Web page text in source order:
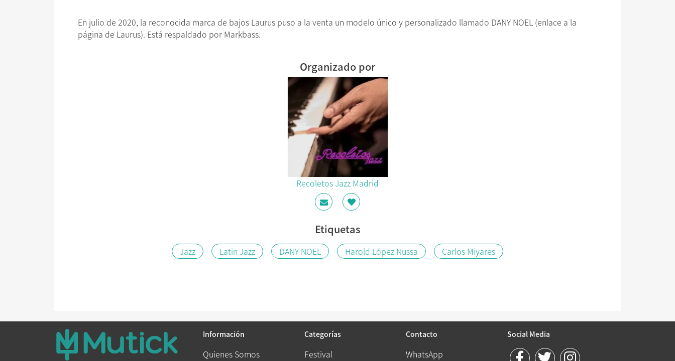
En julio de 2020, la reconocida marca de bajos Laurus puso a la venta un modelo único y personalizado llamado DANY NOEL (enlace a la
página de Laurus). Está respaldado por Markbass.
Organizado por
Recoletos Jazz Madrid
Etiquetas
Jazz Latin Jazz DANY NOEL Harold López Nussa Carlos Miyares
Información
Quienes Somos
Categorías
Festival
Contacto
WhatsApp
Social Media